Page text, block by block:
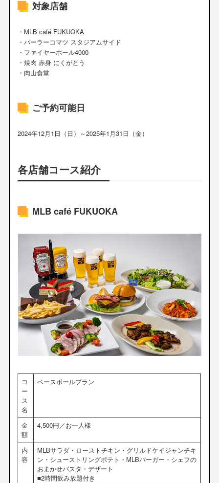
対象店舗
・MLB café FUKUOKA
・パーラーコマツ スタジアムサイド
・ファイヤーホール4000
・焼肉 赤身 にくがとう
・肉山食堂
ご予約可能日
2024年12月1日（日）～2025年1月31日（金）
各店舗コース紹介
MLB café FUKUOKA
コ
ー
ス
名
ベースボールプラン
金
額
4,500円／お一人様
内
容
MLBサラダ・ローストチキン・グリルドケイジャンチキ
ン・シューストリングポテト・MLBバーガー・シェフの
おまかせパスタ・デザート
■2時間飲み放題付き